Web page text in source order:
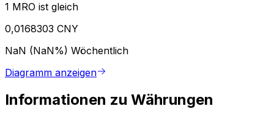
1 MRO ist gleich
0,0168303 CNY
NaN (NaN%) Wöchentlich
Diagramm anzeigen
Informationen zu Währungen